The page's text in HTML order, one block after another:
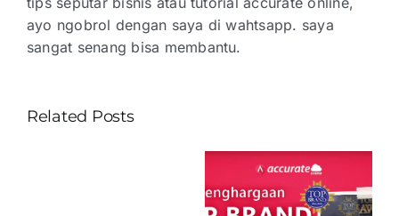
ayo ngobrol dengan saya di wahtsapp. saya
sangat senang bisa membantu.
Related Posts